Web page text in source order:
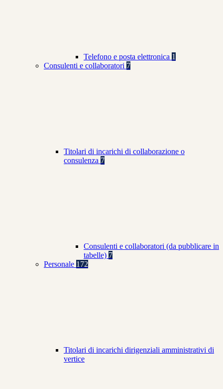
Telefono e posta elettronica 1
Consulenti e collaboratori 7
Titolari di incarichi di collaborazione o
consulenza 7
Consulenti e collaboratori (da pubblicare in
tabelle) 7
Personale 172
Titolari di incarichi dirigenziali amministrativi di
vertice